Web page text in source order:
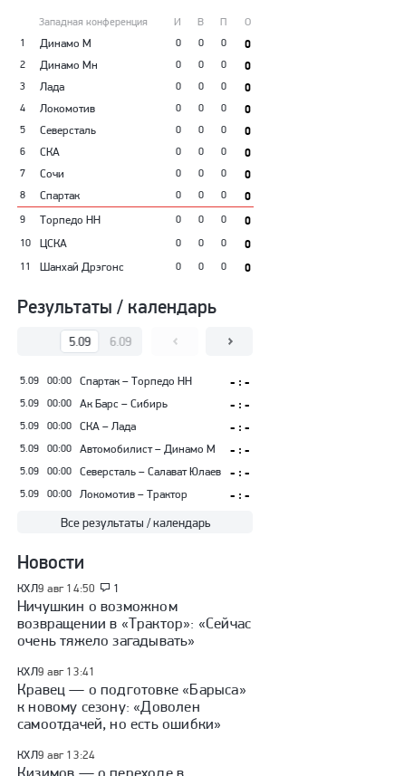
Западная конференция И В П
О
1
Динамо М 0 0 0 0
2 Динамо Мн 0 0 0 0
3 Лада 0 0 0 0
4 Локомотив 0 0 0 0
5 Северсталь 0 0 0 0
6 СКА 0 0 0 0
7 Сочи 0 0 0 0
8 Спартак 0 0 0 0
9 Торпедо НН 0 0 0 0
10 ЦСКА 0 0 0 0
11 Шанхай Дрэгонс 0 0 0 0
Результаты / календарь
5.09 6.09
5.09 00:00 Спартак – Торпедо НН - : -
5.09 00:00 Ак Барс – Сибирь - : -
5.09 00:00 СКА – Лада - : -
5.09 00:00 Автомобилист – Динамо М - : -
5.09 00:00 Северсталь – Салават Юлаев - : -
5.09 00:00 Локомотив – Трактор
- : -
Все результаты / календарь
Новости
КХЛ9 авг 14:50 1
Ничушкин о возможном
возвращении в «Трактор»: «Сейчас
очень тяжело загадывать»
КХЛ9 авг 13:41
Кравец — о подготовке «Барыса»
к новому сезону: «Доволен
самоотдачей, но есть ошибки»
КХЛ9 авг 13:24
Кизимов — о переходе в